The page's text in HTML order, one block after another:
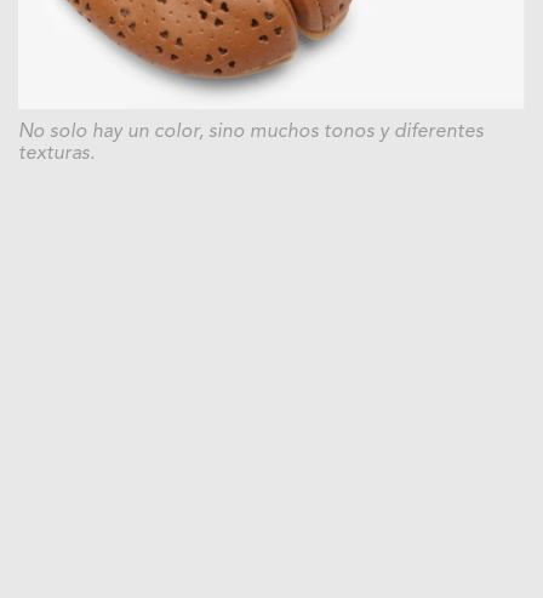
No solo hay un color, sino muchos tonos y diferentes
texturas.